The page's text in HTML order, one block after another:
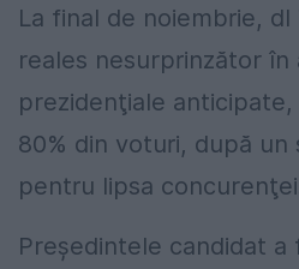
La final de noiembrie,
reales nesurprinzător în
prezidenţiale
80% din voturi, după un
pentru lipsa
Preşedintele candidat a